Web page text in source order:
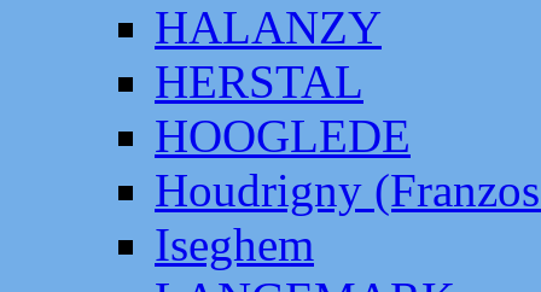
HALANZY
HERSTAL
HOOGLEDE
Houdrigny
Iseghem